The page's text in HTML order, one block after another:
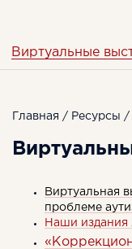
Виртуальные
Главная / Ресурсы /
Виртуальная
проблеме
Наши издания